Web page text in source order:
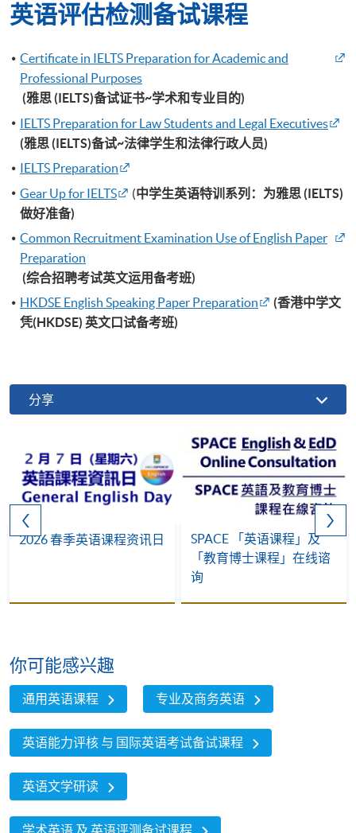
英语评估检测备试课程
Certificate in IELTS Preparation for Academic and
Professional Purposes
(雅思 (IELTS)备试证书~学术和专业目的)
IELTS Preparation for Law Students and Legal Executives
(雅思 (IELTS)备试~法律学生和法律行政人员)
IELTS Preparation
Gear Up for IELTS
(中学生英语特训系列：为雅思 (IELTS)
做好准备)
Common Recruitment Examination Use of English Paper
Preparation
(综合招聘考试英文运用备考班)
HKDSE English Speaking Paper Preparation
(香港中学文
凭(HKDSE) 英文口试备考班)
分享
2026 春季英语课程资讯日
SPACE 「英语课程」及
「教育博士课程」在线谘
询
你可能感兴趣
通用英语课程 专业及商务英语
英语能力评核 与 国际英语考试备试课程
英语文学研读
学术英语 及 英语评测备试课程